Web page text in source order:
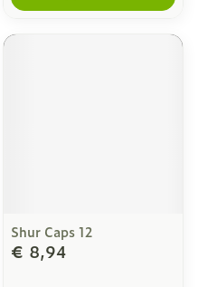
Shur Caps 12
€ 8,94